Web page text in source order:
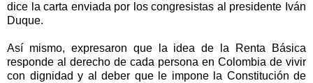
dice la carta enviada por los congresistas al presidente Iván
Duque.
Así mismo, expresaron que la idea de la Renta Básica
responde al derecho de cada persona en Colombia de vivir
con dignidad y al deber que le impone la Constitución de